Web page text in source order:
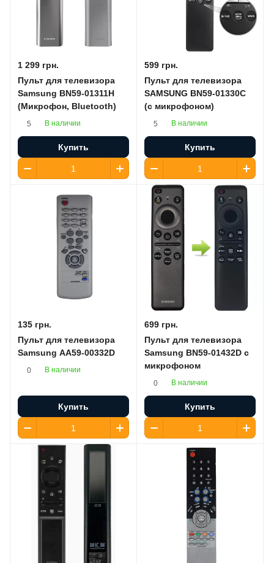
1 299 грн.
Пульт для телевизора
Samsung BN59-01311H
(Микрофон, Bluetooth)
5 В наличии
Купить
599 грн.
Пульт для телевизора
SAMSUNG BN59-01330C
(с микрофоном)
5 В наличии
Купить
135 грн.
Пульт для телевизора
Samsung AA59-00332D
0 В наличии
Купить
699 грн.
Пульт для телевизора
Samsung BN59-01432D с
микрофоном
0 В наличии
Купить